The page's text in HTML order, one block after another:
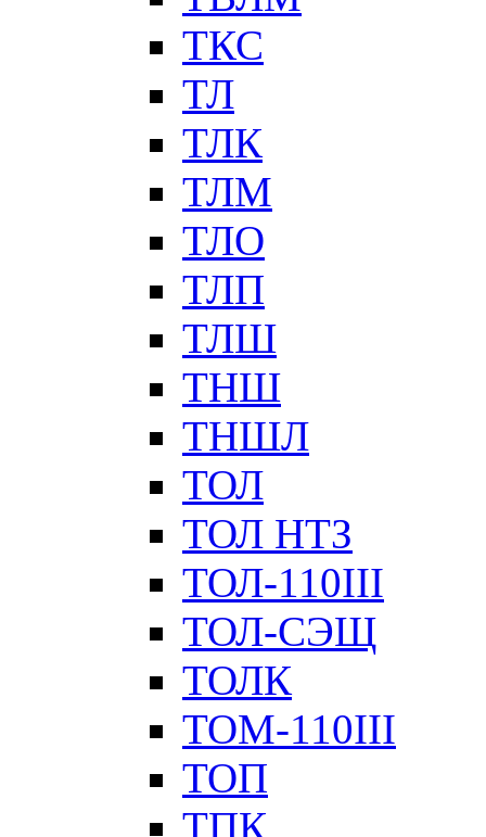
ТКС
ТЛ
ТЛК
ТЛМ
ТЛО
ТЛП
ТЛШ
ТНШ
ТНШЛ
ТОЛ
ТОЛ НТЗ
ТОЛ-110III
ТОЛ-СЭЩ
ТОЛК
ТОМ-110III
ТОП
ТПК